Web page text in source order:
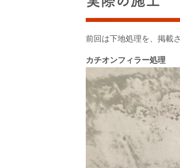
前回は下地処理を、掲載
カチオンフィラー処理